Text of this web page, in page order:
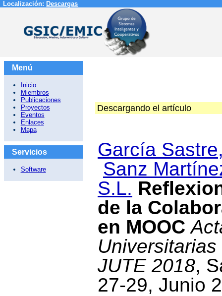
Localización: Descargas
Menú
Inicio
Miembros
Publicaciones
Proyectos
Eventos
Enlaces
Mapa
Servicios
Software
Descargando el artículo
García
Sanz
S.L.
de la
en MOOC
JUTE 2018,
27-29, Junio